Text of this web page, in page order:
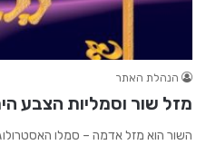
הנהלת האתר
מזל שור וסמליות הצבע
השור הוא מזל אדמה – סמלו